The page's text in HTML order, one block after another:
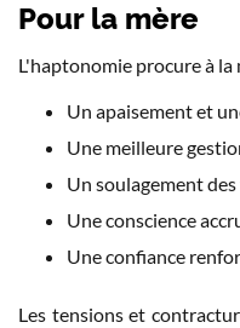
Pour la mère
L'haptonomie procure à la
Un apaisement et
Une meilleure
Un soulagement
Une conscience
Une confiance
Les tensions et